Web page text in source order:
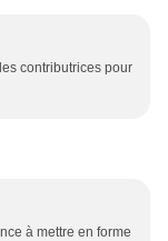
contributrices pour
à mettre en forme